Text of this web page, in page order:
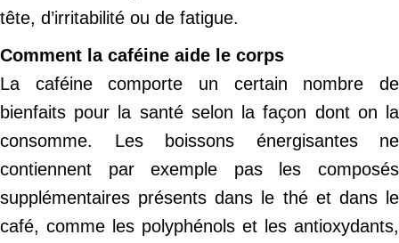
tête, d’irritabilité ou de fatigue.
Comment la caféine aide le corps
La caféine comporte un certain nombre de
bienfaits pour la santé selon la façon dont on la
consomme. Les boissons énergisantes ne
contiennent par exemple pas les composés
supplémentaires présents dans le thé et dans le
café, comme les polyphénols et les antioxydants,